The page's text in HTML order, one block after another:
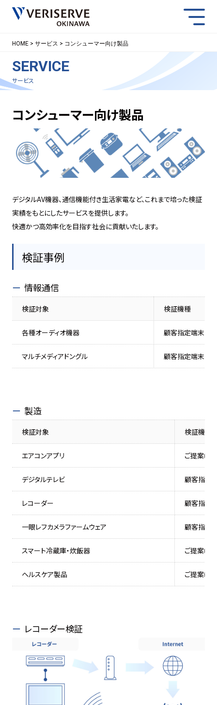
NEWS CONTACT
HOME サービス コンシューマー向け製品
SERVICE
サービス
コンシューマー向け製品
デジタルAV機器、通信機能付き生活家電など、これまで培った検証
実績をもとにしたサービスを提供します。
快適かつ高効率化を目指す社会に貢献いたします。
検証事例
情報通信
検証対象 検証機種
各種オーディオ機器 顧客指定端末
マルチメディアドングル 顧客指定端末
製造
検証対象 検証機種
エアコンアプリ ご提案端末
デジタルテレビ 顧客指定
レコーダー 顧客指定
一眼レフカメラファームウェア 顧客指定
スマート冷蔵庫・炊飯器 ご提案端末
ヘルスケア製品 ご提案端末
レコーダー検証